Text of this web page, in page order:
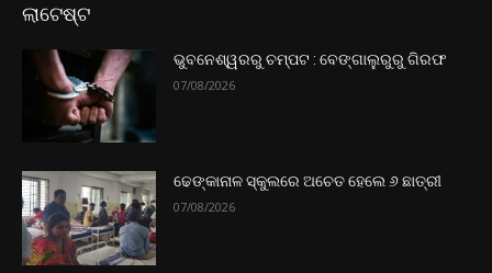
ଲାଟେଷ୍ଟ
ଭୁବନେଶ୍ୱରରୁ ଚମ୍ପଟ : ବେଙ୍ଗାଲୁରୁରୁ ଗିରଫ
07/08/2026
ଢେଙ୍କାନାଳ ସ୍କୁଲରେ ଅଚେତ ହେଲେ ୬ ଛାତ୍ରୀ
07/08/2026